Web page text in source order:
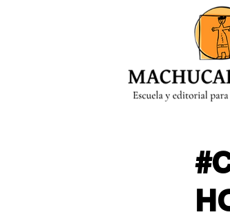
MENÚ